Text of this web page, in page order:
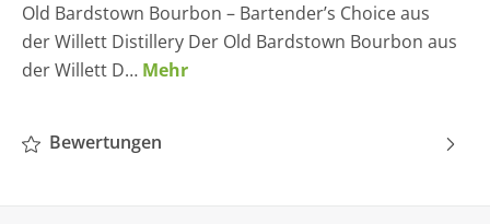
Old Bardstown Bourbon – Bartender’s Choice aus
der Willett Distillery Der Old Bardstown Bourbon aus
der Willett D… Mehr
Bewertungen